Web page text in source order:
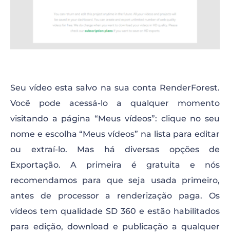
Seu vídeo esta salvo na sua conta RenderForest.
Você pode acessá-lo a qualquer momento
visitando a página “Meus vídeos”: clique no seu
nome e escolha “Meus vídeos” na lista para editar
ou extraí-lo. Mas há diversas opções de
Exportação. A primeira é gratuita e nós
recomendamos para que seja usada primeiro,
antes de processor a renderização paga. Os
vídeos tem qualidade SD 360 e estão habilitados
para edição, download e publicação a qualquer